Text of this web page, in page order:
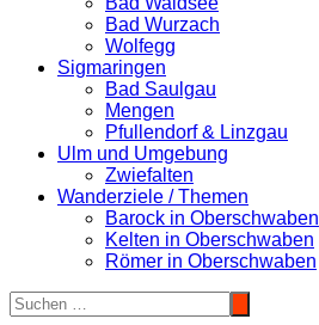
Bad Wurzach
Wolfegg
Sigmaringen
Bad Saulgau
Mengen
Pfullendorf & Linzgau
Ulm und Umgebung
Zwiefalten
Wanderziele / Themen
Barock in Oberschwaben
Kelten in Oberschwaben
Römer in Oberschwaben